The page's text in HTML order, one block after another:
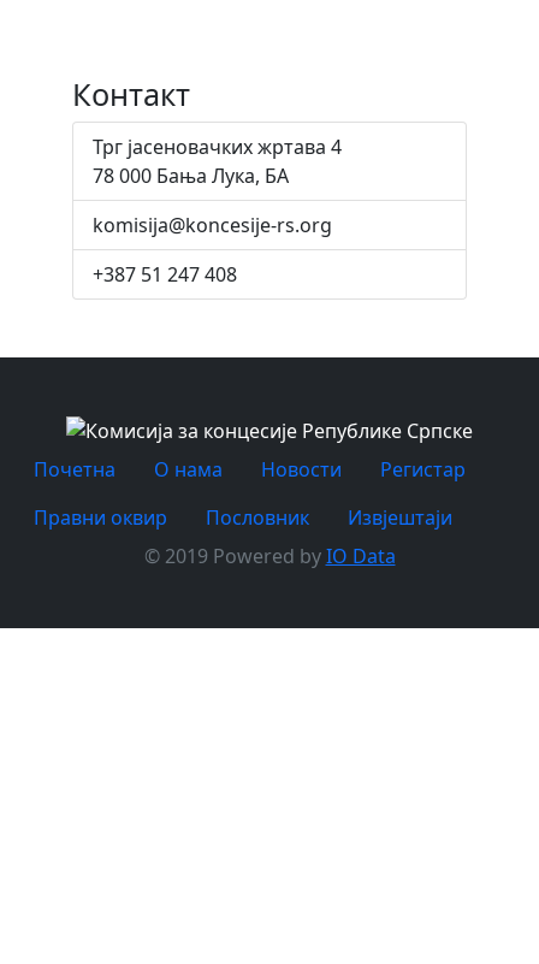
Контакт
Трг јасеновачких жртава 4
78 000 Бања Лука, БА
komisija@koncesije-rs.org
+387 51 247 408
Почетна O нама Новости
Регистар
Правни оквир
Пословник
Извјештаји
© 2019 Powered byIO Data